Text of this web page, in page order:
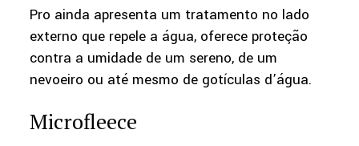
Pro ainda apresenta um tratamento no lado
externo que repele a água, oferece proteção
contra a umidade de um sereno, de um
nevoeiro ou até mesmo de gotículas d’água.
Microfleece